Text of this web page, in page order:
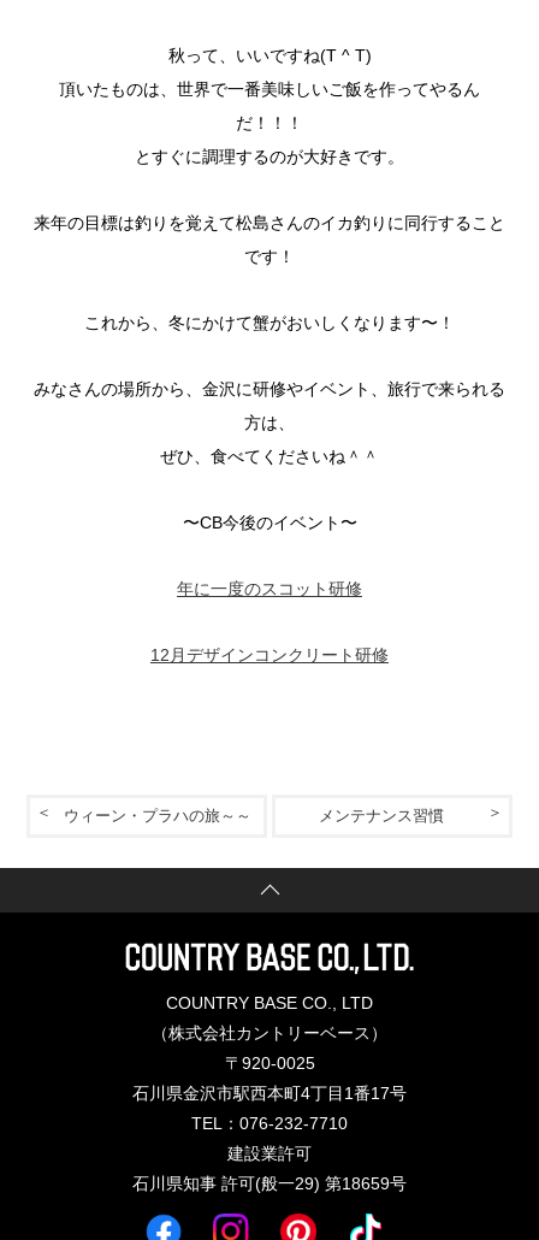
秋って、いいですね(T ^ T)
頂いたものは、世界で一番美味しいご飯を作ってやるん
だ！！！
とすぐに調理するのが大好きです。
来年の目標は釣りを覚えて松島さんのイカ釣りに同行すること
です！
これから、冬にかけて蟹がおいしくなります〜！
みなさんの場所から、金沢に研修やイベント、旅行で来られる
方は、
ぜひ、食べてくださいね＾＾
〜CB今後のイベント〜
年に一度のスコット研修
12月デザインコンクリート研修
メンテナンス習慣
ウィーン・プラハの旅～～
COUNTRY BASE CO., LTD
（株式会社カントリーベース）
〒920-0025
石川県金沢市駅西本町4丁目1番17号
TEL：076-232-7710
建設業許可
石川県知事 許可(般一29) 第18659号